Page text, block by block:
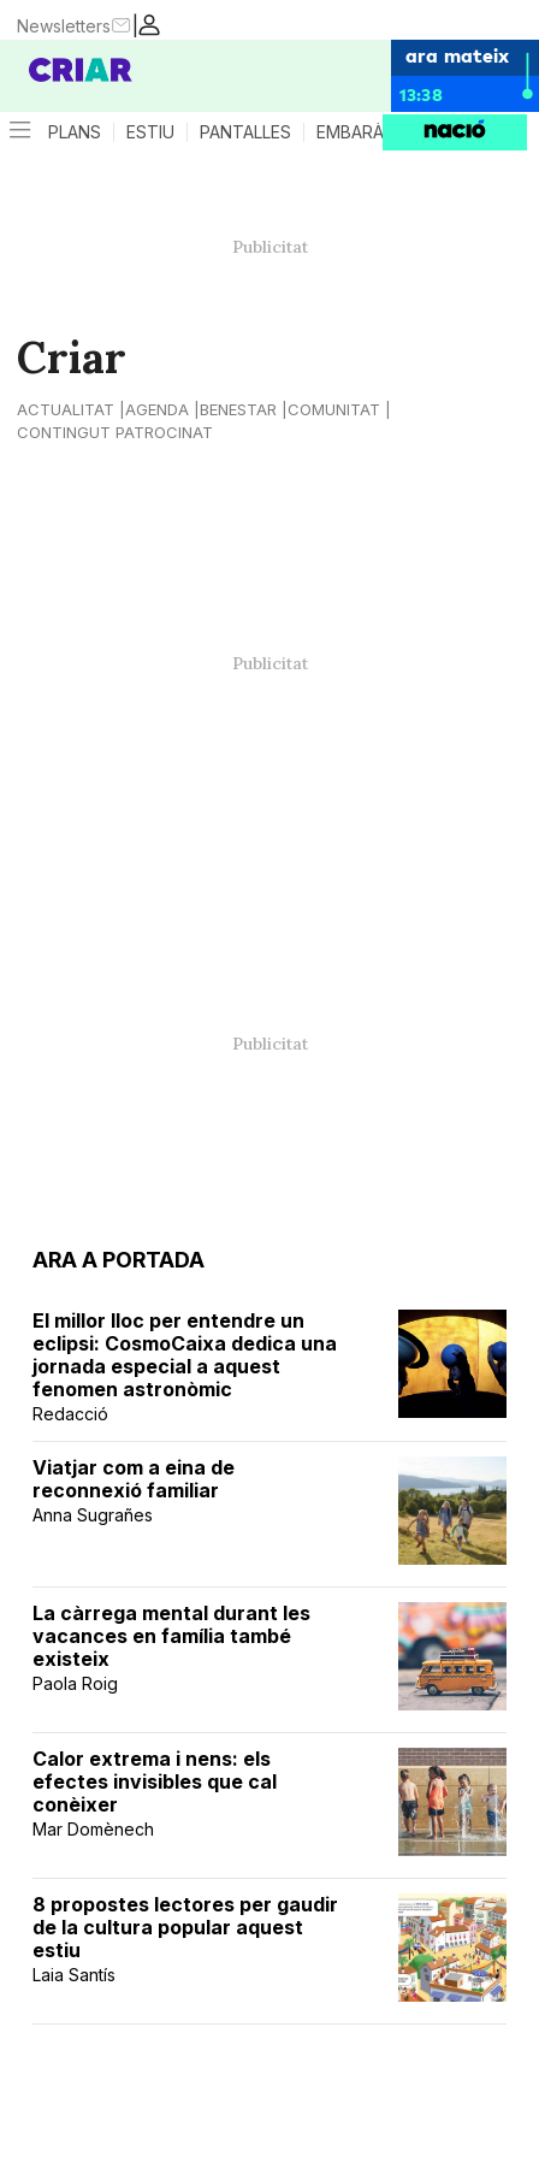
|
Newsletters
ara mateix
13:38
PLANS ESTIU PANTALLES EMBARÀS CRIANÇA
Criar
ACTUALITAT AGENDA BENESTAR
COMUNITAT
CONTINGUT PATROCINAT
ARA A PORTADA
El millor lloc per entendre un
eclipsi: CosmoCaixa dedica una
jornada especial a aquest
fenomen astronòmic
Redacció
Viatjar com a eina de
reconnexió familiar
Anna Sugrañes
La càrrega mental durant les
vacances en família també
existeix
Paola Roig
Calor extrema i nens: els
efectes invisibles que cal
conèixer
Mar Domènech
8 propostes lectores per gaudir
de la cultura popular aquest
estiu
Laia Santís